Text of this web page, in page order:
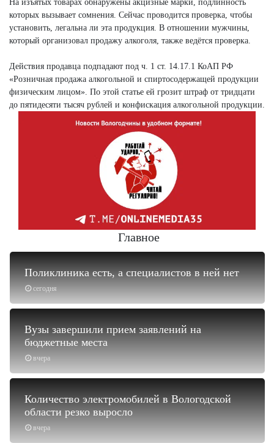
На изъятых товарах обнаружены акцизные марки, подлинность
которых вызывает сомнения. Сейчас проводится проверка, чтобы
установить, легальна ли эта продукция. В отношении мужчины,
который организовал продажу алкоголя, также ведётся проверка.
Действия продавца подпадают под ч. 1 ст. 14.17.1 КоАП РФ
«Розничная продажа алкогольной и спиртосодержащей продукции
физическим лицом». По этой статье ей грозит штраф от тридцати
до пятидесяти тысяч рублей и конфискация алкогольной продукции.
Главное
сегодня
Поликлиника есть, а специалистов в ней нет
вчера
Вузы завершили прием заявлений на
бюджетные места
вчера
Количество электромобилей в Вологодской
области резко выросло